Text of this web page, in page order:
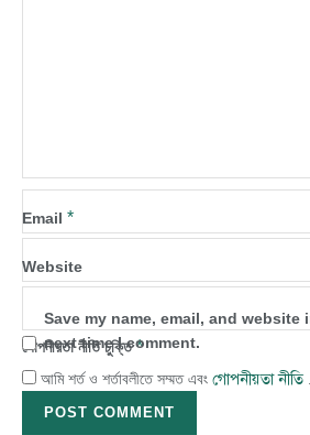
Email *
Website
Save my name, email, and
next time I comment.
গোপনীয়তা নীতি চুক্তি*
আমি শর্ত ও শর্তাবলীতে সম্মত এবং গোপনীয়তা নীতি